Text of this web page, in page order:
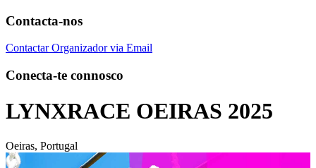
Contacta-nos
Contactar Organizador via Email
Conecta-te connosco
LYNXRACE OEIRAS 2025
Oeiras, Portugal